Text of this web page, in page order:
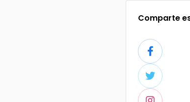
Comparte